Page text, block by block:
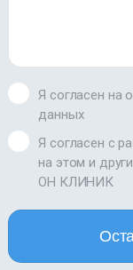
Я согласен на
данных
Я согласен с
на этом и
ОН КЛИНИК